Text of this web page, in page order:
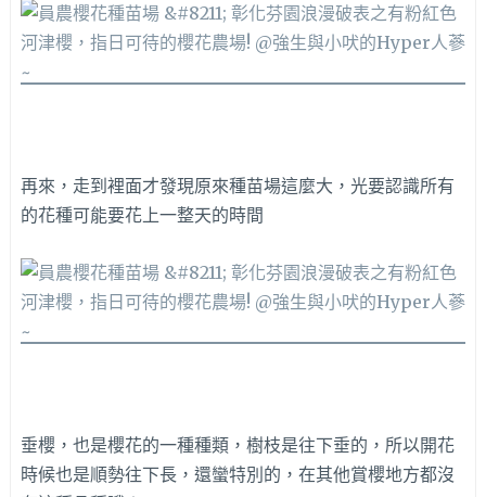
再來，走到裡面才發現原來種苗場這麼大，光要認識所有
的花種可能要花上一整天的時間
垂櫻，也是櫻花的一種種類，樹枝是往下垂的，所以開花
時候也是順勢往下長，還蠻特別的，在其他賞櫻地方都沒